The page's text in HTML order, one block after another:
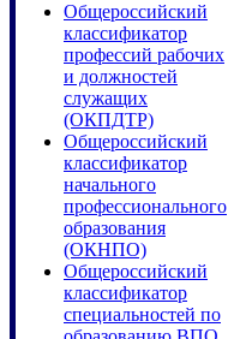
Общероссийский
классификатор
профессий рабочих
и должностей
служащих
(ОКПДТР)
Общероссийский
классификатор
начального
профессионального
образования
(ОКНПО)
Общероссийский
классификатор
специальностей по